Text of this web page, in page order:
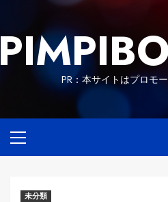
content
PR：本サイトはプロモ
Menu
未分類